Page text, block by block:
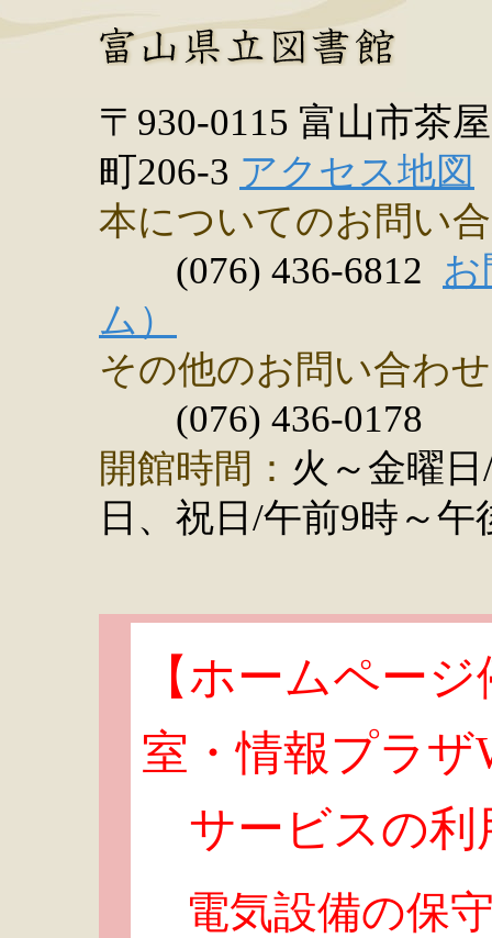
〒930-0115 富山市茶屋
町206-3 アクセス地図
本についてのお問い
(076) 436-6812
ム）
その他のお問い合わ
(076) 436-0178
開館時間： 火～金曜
日、祝日/午前9時～午
【ホームペー
室・情報プラザ
サービスの利
電気設備の保